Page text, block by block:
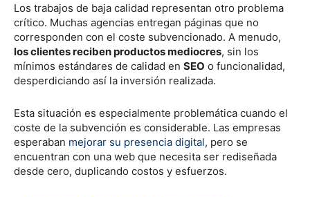
Los trabajos de baja calidad representan otro problema
crítico. Muchas agencias entregan páginas que no
corresponden con el coste subvencionado. A menudo,
los clientes reciben productos mediocres, sin los
mínimos estándares de calidad en SEO o funcionalidad,
desperdiciando así la inversión realizada.
Esta situación es especialmente problemática cuando el
coste de la subvención es considerable. Las empresas
esperaban mejorar su presencia digital, pero se
encuentran con una web que necesita ser rediseñada
desde cero, duplicando costos y esfuerzos.